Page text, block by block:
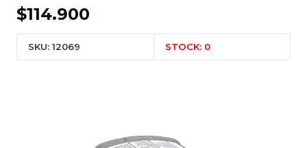
$114.900
SKU: 12069 STOCK: 0